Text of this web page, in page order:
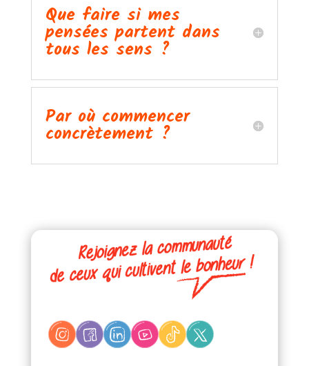
Que faire si mes
pensées partent dans
tous les sens ?
Par où commencer
concrètement ?